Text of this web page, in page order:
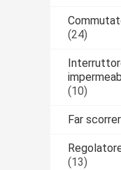
(24)
(10)
Far
(13)